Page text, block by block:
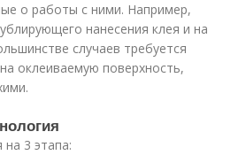
о работы с ними. Например,
нанесения клея и на
случаев требуется
оклеиваемую поверхность,
на 3 этапа: